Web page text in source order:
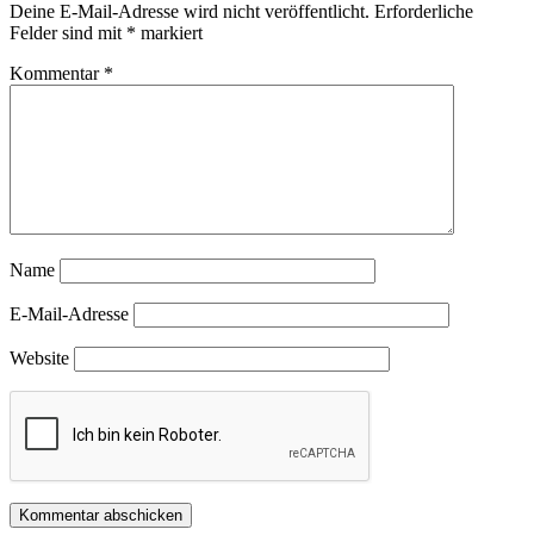
Deine E-Mail-Adresse wird nicht veröffentlicht. Erforderliche
Felder sind mit * markiert
Kommentar *
Name
E-Mail-Adresse
Website